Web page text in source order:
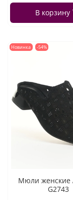
В корзину
Новинка -54%
Мюли женские
G2743